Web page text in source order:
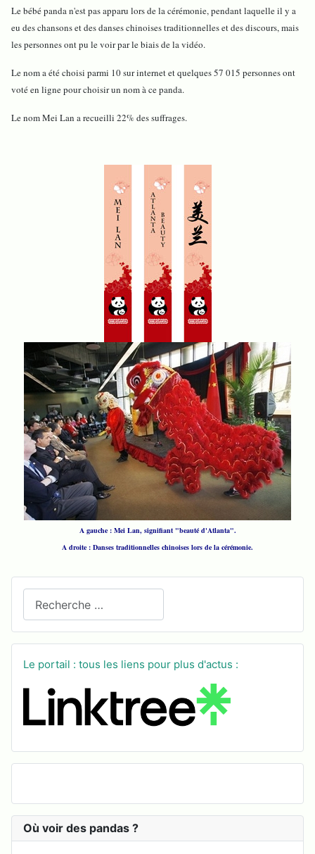
Le portail : tous les liens pour plus d'actus :
Où voir des pandas ?
Le bébé panda n'est pas apparu lors de la cérémonie, pendant laquelle il y a
eu des chansons et des danses chinoises traditionnelles et des discours, mais
les personnes ont pu le voir par le biais de la vidéo.
Le nom a été choisi parmi 10 sur internet et quelques 57 015 personnes ont
voté en ligne pour choisir un nom à ce panda.
Le nom Mei Lan a recueilli 22% des suffrages.
A gauche : Mei Lan, signifiant "beauté d'Atlanta".
A droite : Danses traditionnelles chinoises lors de la cérémonie.